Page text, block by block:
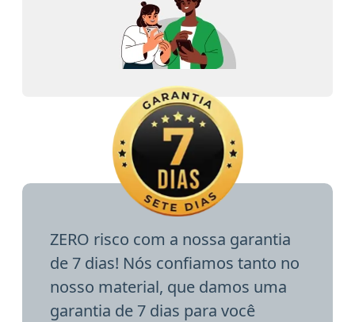
ZERO risco com a nossa garantia
de 7 dias! Nós confiamos tanto no
nosso material, que damos uma
garantia de 7 dias para você